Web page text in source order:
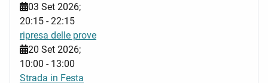
03 Set 2026;
20:15 -22:15
ripresa delle prove
20 Set 2026;
10:00 - 13:00
Strada in Festa